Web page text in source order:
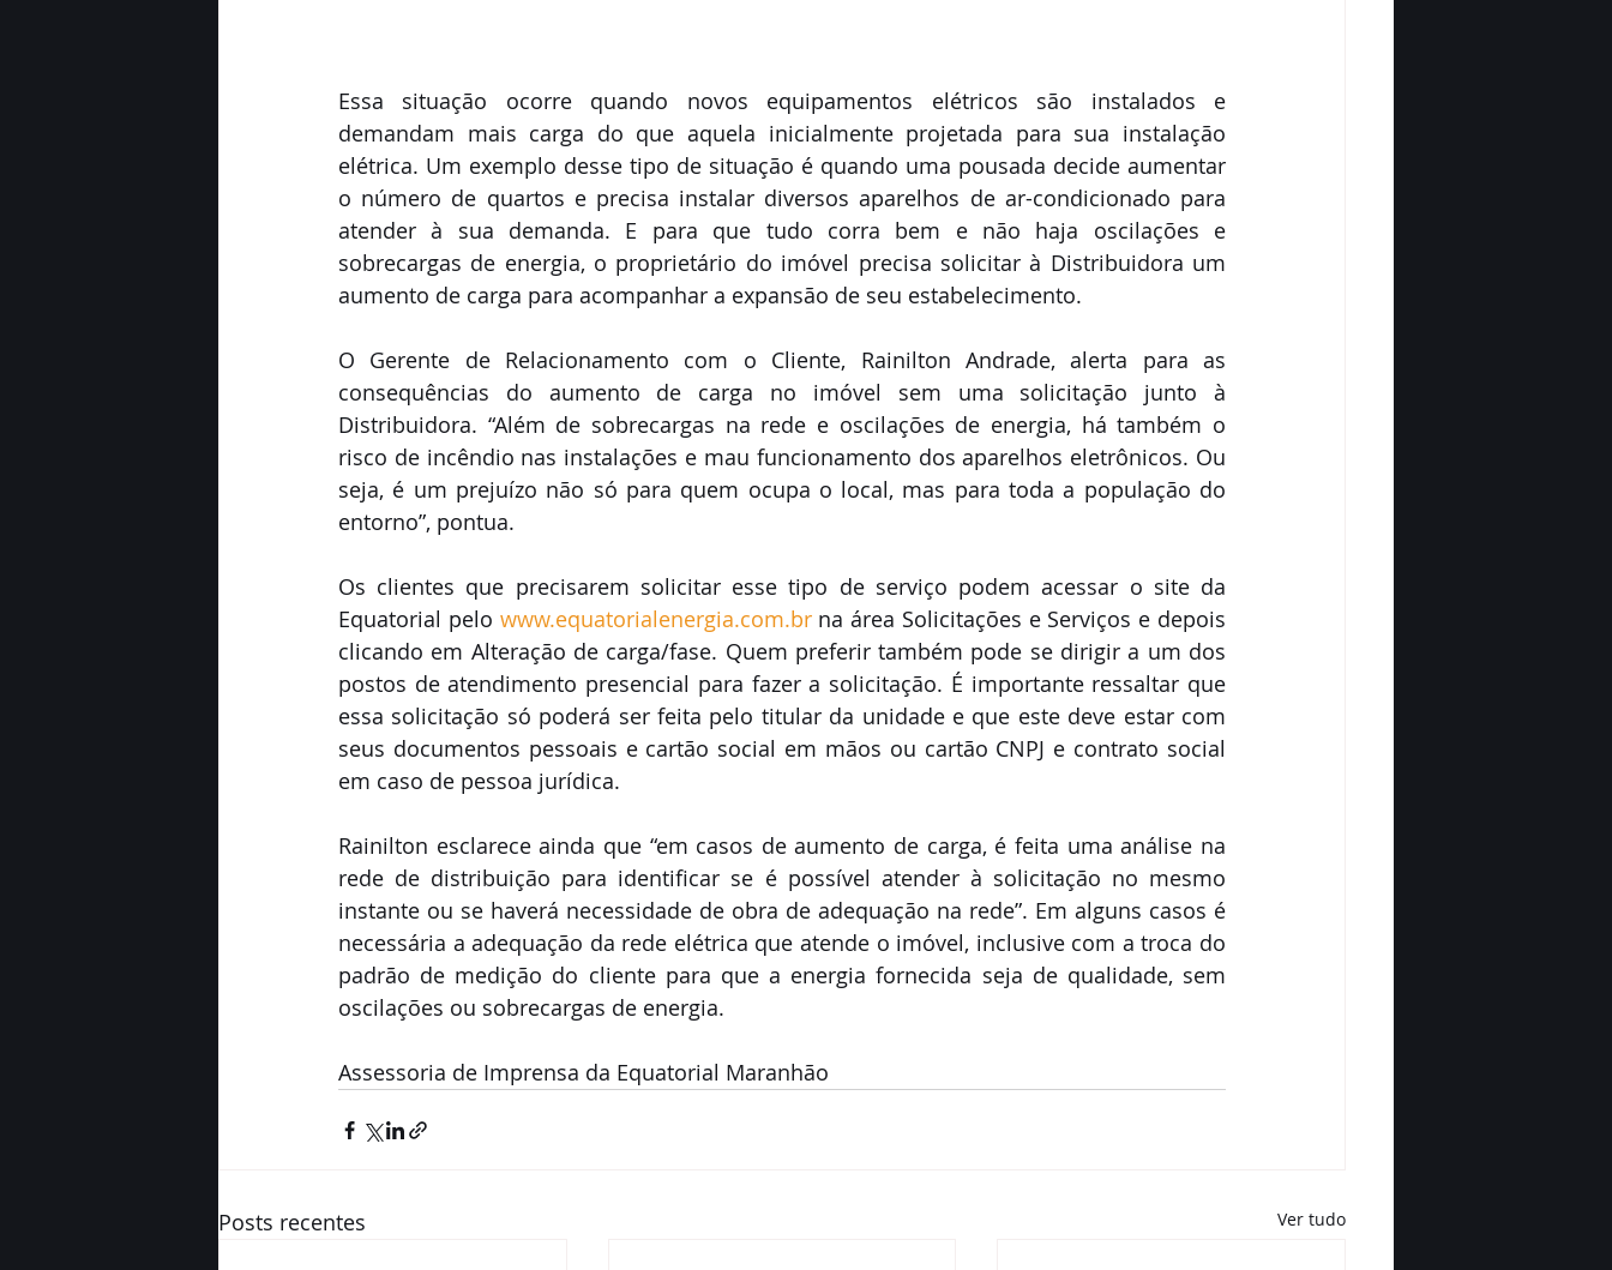
Essa situação ocorre quando novos equipamentos elétricos são instalados e
demandam mais carga do que aquela inicialmente projetada para sua instalação
elétrica. Um exemplo desse tipo de situação é quando uma pousada decide aumentar
o número de quartos e precisa instalar diversos aparelhos de ar-condicionado para
atender à sua demanda. E para que tudo corra bem e não haja oscilações e
sobrecargas de energia, o proprietário do imóvel precisa solicitar à Distribuidora um
aumento de carga para acompanhar a expansão de seu estabelecimento.
O Gerente de Relacionamento com o Cliente, Rainilton Andrade, alerta para as
consequências do aumento de carga no imóvel sem uma solicitação junto à
Distribuidora. “Além de sobrecargas na rede e oscilações de energia, há também o
risco de incêndio nas instalações e mau funcionamento dos aparelhos eletrônicos. Ou
seja, é um prejuízo não só para quem ocupa o local, mas para toda a população do
entorno”, pontua.
Os clientes que precisarem solicitar esse tipo de serviço podem acessar o site da
Equatorial pelo www.equatorialenergia.com.br na área Solicitações e Serviços e depois
clicando em Alteração de carga/fase. Quem preferir também pode se dirigir a um dos
postos de atendimento presencial para fazer a solicitação. É importante ressaltar que
essa solicitação só poderá ser feita pelo titular da unidade e que este deve estar com
seus documentos pessoais e cartão social em mãos ou cartão CNPJ e contrato social
em caso de pessoa jurídica.
Rainilton esclarece ainda que “em casos de aumento de carga, é feita uma análise na
rede de distribuição para identificar se é possível atender à solicitação no mesmo
instante ou se haverá necessidade de obra de adequação na rede”. Em alguns casos é
necessária a adequação da rede elétrica que atende o imóvel, inclusive com a troca do
padrão de medição do cliente para que a energia fornecida seja de qualidade, sem
oscilações ou sobrecargas de energia.
Assessoria de Imprensa da Equatorial Maranhão
Posts recentes Ver tudo